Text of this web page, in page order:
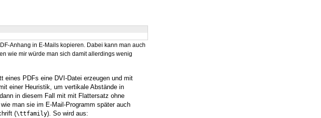
Anhang in E-Mails kopieren. Dabei kann man auch
wie mir würde man sich damit allerdings wenig
eines PDFs eine DVI-Datei erzeugen und mit
einer Heuristik, um vertikale Abstände in
in diesem Fall mit mit Flattersatz ohne
man sie im E-Mail-Programm später auch
(\ttfamily). So wird aus: